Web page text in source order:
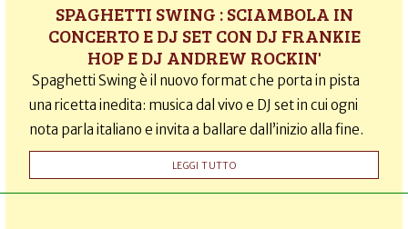
SPAGHETTI SWING : SCIAMBOLA IN
CONCERTO E DJ SET CON DJ FRANKIE
HOP E DJ ANDREW ROCKIN'
Spaghetti Swing è il nuovo format che porta in pista
una ricetta inedita: musica dal vivo e DJ set in cui ogni
nota parla italiano e invita a ballare dall’inizio alla fine.
LEGGI TUTTO